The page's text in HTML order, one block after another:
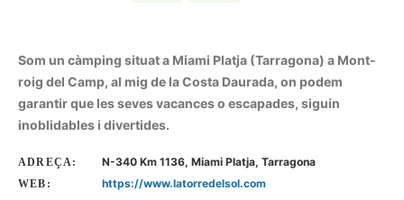
Som un càmping situat a Miami Platja (Tarragona) a Mont-
roig del Camp, al mig de la Costa Daurada, on podem
garantir que les seves vacances o escapades, siguin
inoblidables i divertides.
ADREÇA: N-340 Km 1136, Miami Platja, Tarragona
WEB: https://www.latorredelsol.com